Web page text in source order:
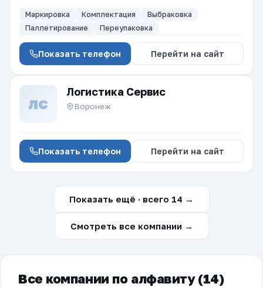
Маркировка Комплектация
Выбраковка
Паллетирование
Переупаковка
Показать телефон Перейти на сайт
ЛС
Логистика Сервис
Воронеж
Показать телефон Перейти на сайт
Показать ещё · всего 14 →
Смотреть все компании →
Все компании по алфавиту (14)